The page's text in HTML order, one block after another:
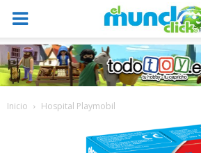
Inicio Hospital Playmobil